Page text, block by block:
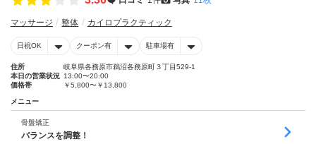
マッサージ 整体 カイロプラクティック
日祝OK クーポン有 駐車場有
住所
岐阜県各務原市鵜沼各務原町３丁目529-1
本日の営業状況 13:00〜20:00
価格帯
￥5,800〜￥13,800
メニュー
骨盤矯正
バランスを調整！